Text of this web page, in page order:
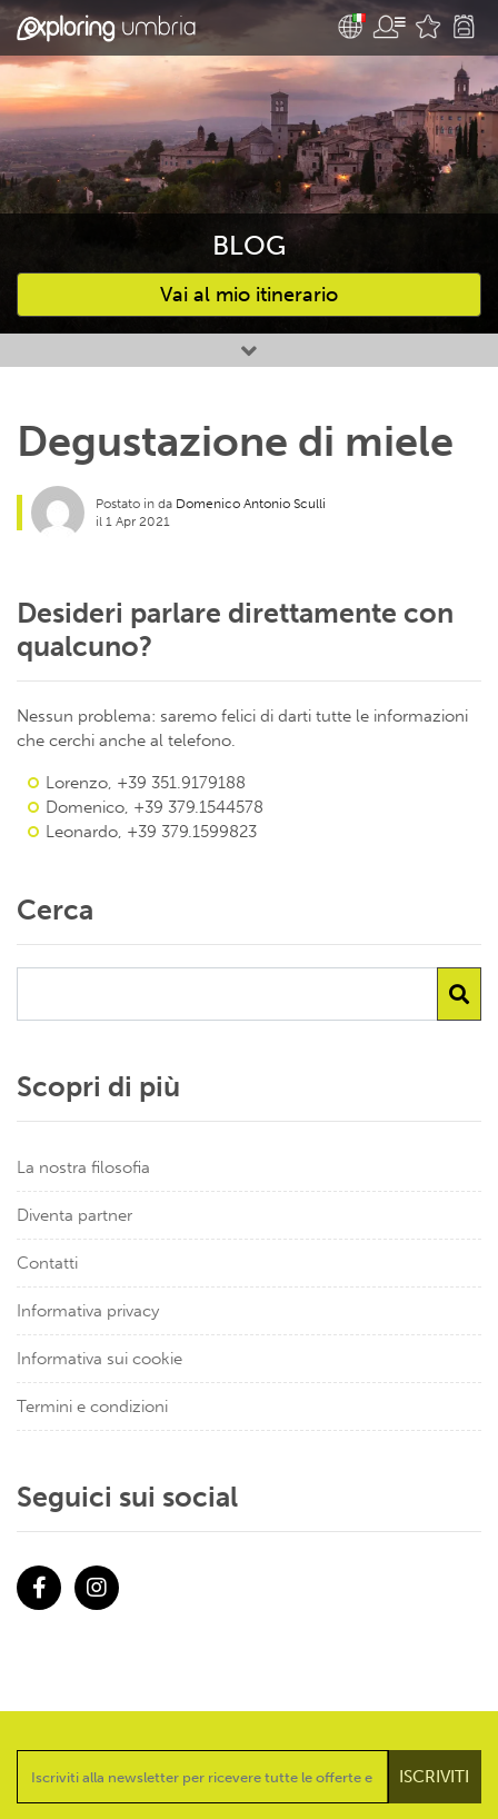
BLOG
Vai al mio itinerario
Attività preferite
Degustazione di miele
Postato in da Domenico Antonio Sculli
il 1 Apr 2021
Desideri parlare direttamente con
qualcuno?
Nessun problema: saremo felici di darti tutte le informazioni
che cerchi anche al telefono.
Lorenzo, +39 351.9179188
Domenico, +39 379.1544578
Leonardo, +39 379.1599823
Cerca
Scopri di più
La nostra filosofia
Diventa partner
Contatti
Informativa privacy
Informativa sui cookie
Termini e condizioni
Seguici sui social